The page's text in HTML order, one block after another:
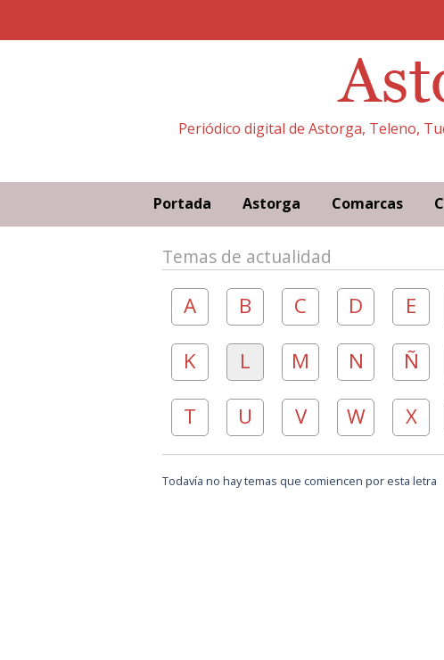
Periódico digital de Astorga, Teleno,
Portada Astorga Comarcas
Temas de actualidad
A B C D E
K
L M N Ñ
T
U V W X
Todavía no hay temas que comiencen por esta letra